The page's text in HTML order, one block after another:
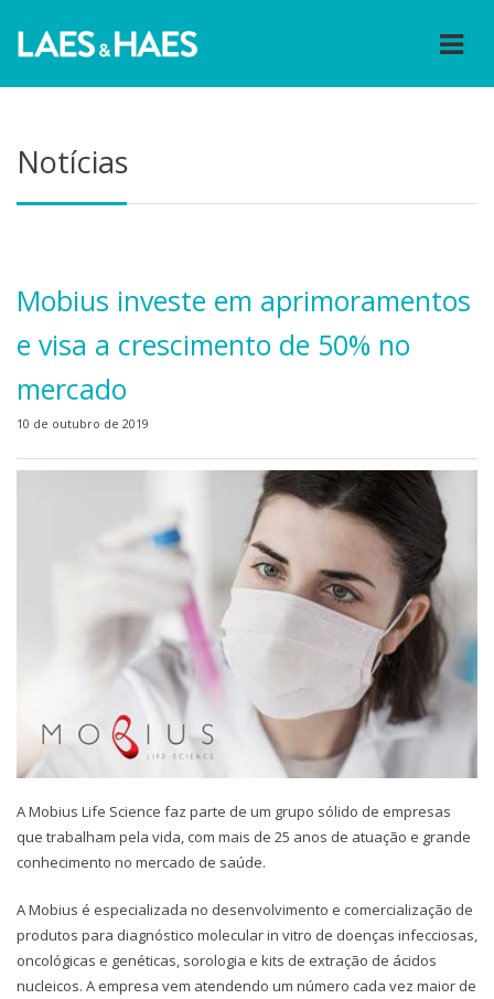
Notícias
Mobius investe em aprimoramentos
e visa a crescimento de 50% no
mercado
10 de outubro de 2019
A Mobius Life Science faz parte de um grupo sólido de empresas
que trabalham pela vida, com mais de 25 anos de atuação e grande
conhecimento no mercado de saúde.
A Mobius é especializada no desenvolvimento e comercialização de
produtos para diagnóstico molecular in vitro de doenças infecciosas,
oncológicas e genéticas, sorologia e kits de extração de ácidos
nucleicos. A empresa vem atendendo um número cada vez maior de